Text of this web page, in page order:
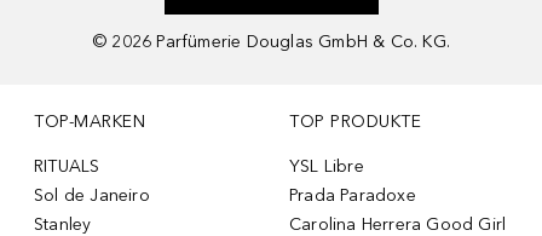
© 2026 Parfümerie Douglas GmbH & Co. KG.
TOP-MARKEN
RITUALS
Sol de Janeiro
Stanley
TOP PRODUKTE
YSL Libre
Prada Paradoxe
Carolina Herrera Good Girl